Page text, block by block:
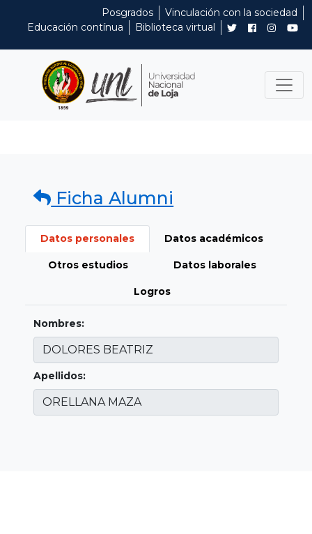
Posgrados
Vinculación con la sociedad
Educación contínua
Biblioteca virtual
Ficha Alumni
Datos personales Datos académicos
Otros estudios Datos laborales
Logros
Nombres:
Apellidos: